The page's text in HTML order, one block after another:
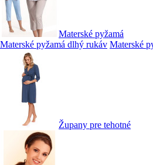
Materské pyžamá
Materské pyžamá dlhý rukáv Materské
Župany pre tehotné